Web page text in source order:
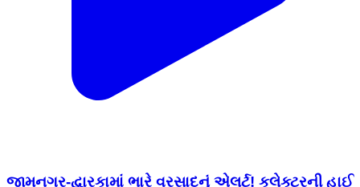
જામનગર-દ્વારકામાં ભારે વરસાદનું એલર્ટ! કલેક્ટરની હાઈ